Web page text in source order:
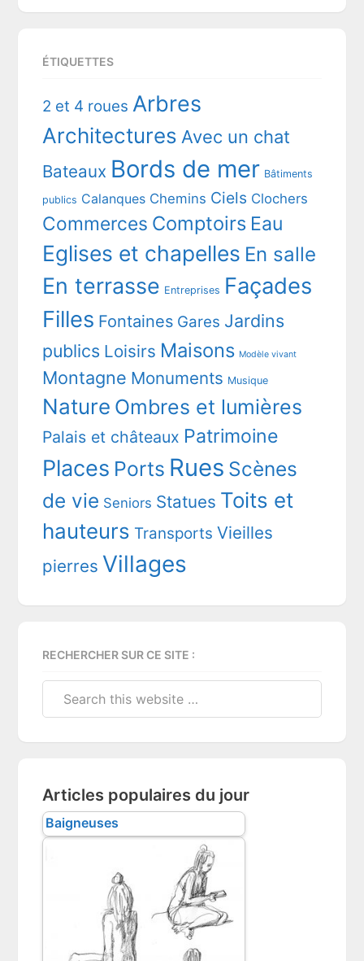
ÉTIQUETTES
2 et 4 roues Arbres
Architectures Avec un chat
Bateaux Bords de mer Bâtiments
publics Calanques Chemins Ciels Clochers
Commerces Comptoirs Eau
Eglises et chapelles En salle
En terrasse Entreprises Façades
Filles Fontaines Gares Jardins
publics Loisirs Maisons Modèle vivant
Montagne Monuments Musique
Nature Ombres et lumières
Palais et châteaux Patrimoine
Places Ports Rues Scènes
de vie Seniors Statues Toits et
hauteurs Transports Vieilles
pierres Villages
RECHERCHER SUR CE SITE :
Articles populaires du jour
Baigneuses